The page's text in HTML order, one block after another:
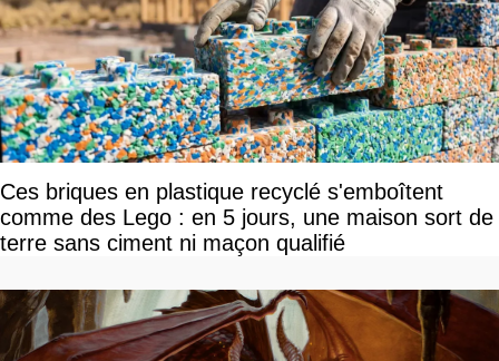
Ces briques en plastique recyclé s'emboîtent
comme des Lego : en 5 jours, une maison sort de
terre sans ciment ni maçon qualifié